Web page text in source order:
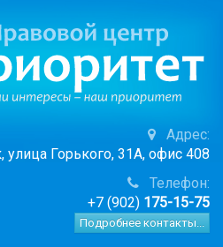
Адрес:
улица Горького, 31А, офис 408
Телефон:
+7 (902) 175-15-75
Подробнее контакты...